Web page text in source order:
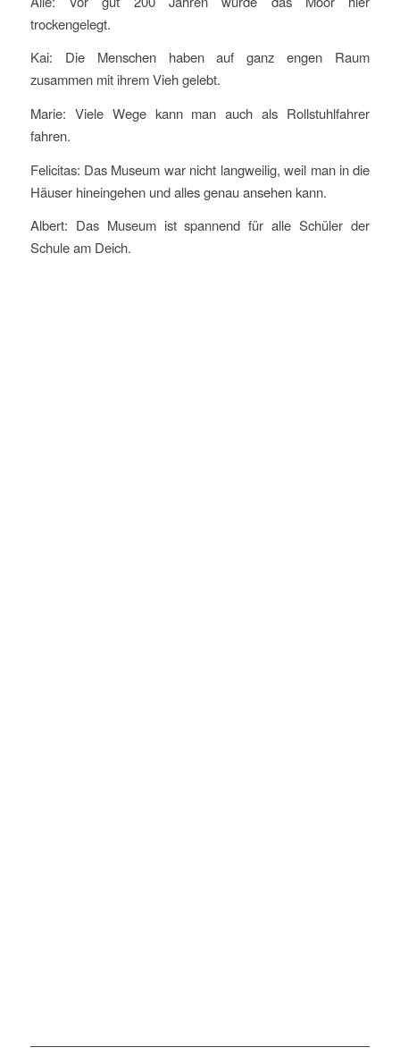
trockengelegt.
Kai: Die Menschen haben auf ganz engen Raum
zusammen mit ihrem Vieh gelebt.
Marie: Viele Wege kann man auch als Rollstuhlfahrer
fahren.
Felicitas: Das Museum war nicht langweilig, weil man in die
Häuser hineingehen und alles genau ansehen kann.
Albert: Das Museum ist spannend für alle Schüler der
Schule am Deich.